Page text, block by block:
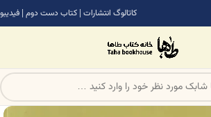
کاتالوگ انتشارات | کتاب دست دوم | فیدیبو